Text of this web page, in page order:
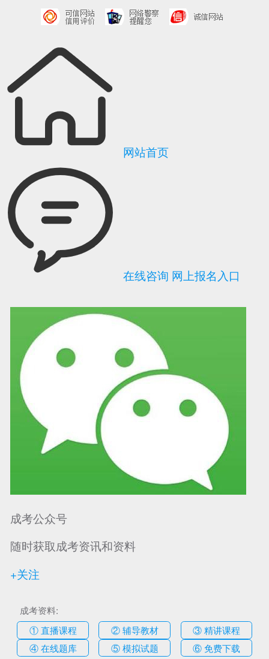
可信网站信用评 网络警察提醒你 诚信网站
网站首页
在线咨询 网上报名入口
成考公众号
随时获取成考资讯和资料
+关注
成考资料:
① 直播课程
② 辅导教材
③ 精讲课程
④ 在线题库
⑤ 模拟试题 ⑥ 免费下载